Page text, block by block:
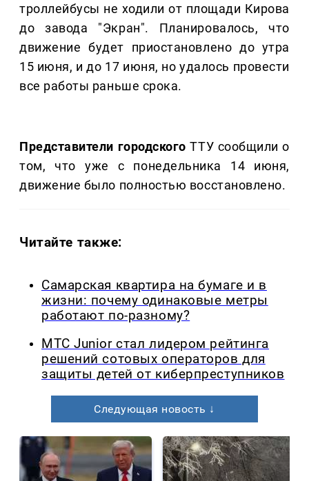
троллейбусы не ходили от площади Кирова
до завода "Экран". Планировалось, что
движение будет приостановлено до утра
15 июня, и до 17 июня, но удалось провести
все работы раньше срока.
Представители городского ТТУ сообщили о
том, что уже с понедельника 14 июня,
движение было полностью восстановлено.
Читайте также:
Самарская квартира на бумаге и в
жизни: почему одинаковые метры
работают по-разному?
МТС Junior стал лидером рейтинга
решений сотовых операторов для
защиты детей от киберпреступников
Следующая новость ↓